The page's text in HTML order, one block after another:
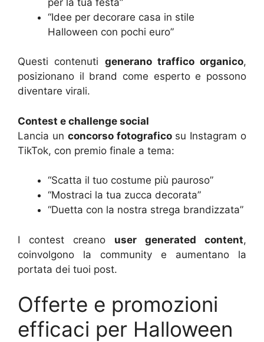
“Idee per decorare casa in stile
Halloween con pochi euro”
Questi contenuti generano traffico organico,
posizionano il brand come esperto e possono
diventare virali.
Contest e challenge social
Lancia un concorso fotograficosu Instagram o
TikTok, con premio finale a tema:
“Scatta il tuo costume più pauroso”
“Mostraci la tua zucca decorata”
“Duetta con la nostra strega brandizzata”
I contest creano user generated content,
coinvolgono la community e aumentano la
portata dei tuoi post.
Offerte e promozioni
efficaci per Halloween